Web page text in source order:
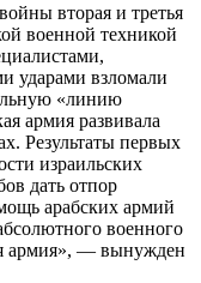
вторая и третья
военной техникой
ударами взломали
«линию
армия развивала
Результаты первых
израильских
дать отпор
арабских армий
военного
армия», — вынужден